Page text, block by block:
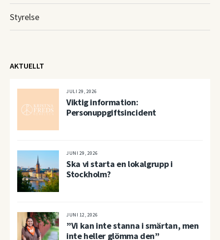
Styrelse
AKTUELLT
JULI 29, 2026
Viktig information:
Personuppgiftsincident
JUNI 29, 2026
Ska vi starta en lokalgrupp i
Stockholm?
JUNI 12, 2026
”Vi kan inte stanna i smärtan, men
inte heller glömma den”